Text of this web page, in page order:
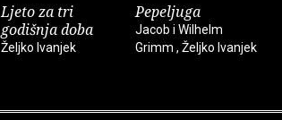
Ljeto za tri
godišnja doba
Željko Ivanjek
Pepeljuga
Jacob i Wilhelm
Grimm , Željko Ivanjek